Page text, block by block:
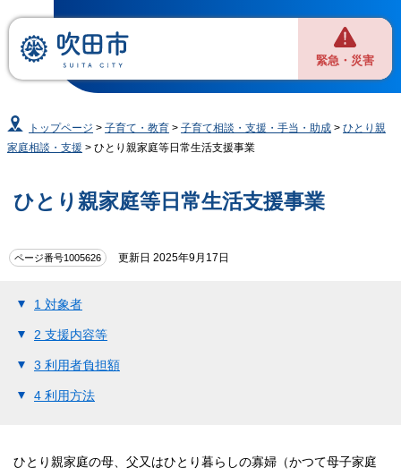
緊急・災害
トップページ >子育て・教育 >子育て相談・支援・手当・助成 >ひとり親
家庭相談・支援 > ひとり親家庭等日常生活支援事業
ひとり親家庭等日常生活支援事業
ページ番号1005626 更新日 2025年9月17日
1 対象者
2 支援内容等
3 利用者負担額
4 利用方法
ひとり親家庭の母、父又はひとり暮らしの寡婦（かつて母子家庭